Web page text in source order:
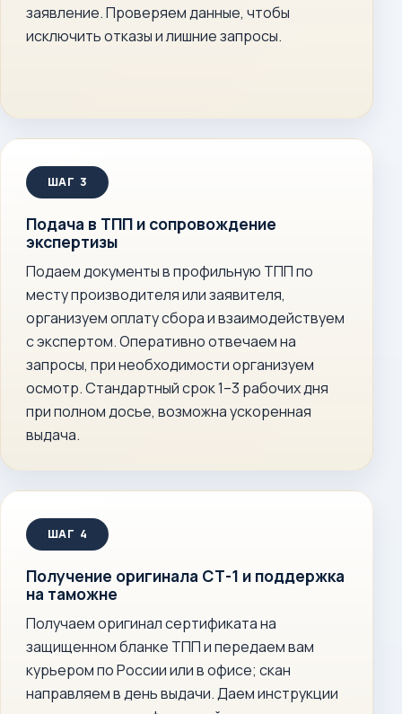
заявление. Проверяем данные, чтобы
исключить отказы и лишние запросы.
Подача в ТПП и сопровождение
экспертизы
Подаем документы в профильную ТПП по
месту производителя или заявителя,
организуем оплату сбора и взаимодействуем
с экспертом. Оперативно отвечаем на
запросы, при необходимости организуем
осмотр. Стандартный срок 1–3 рабочих дня
при полном досье, возможна ускоренная
выдача.
Получение оригинала СТ-1 и поддержка
на таможне
Получаем оригинал сертификата на
защищенном бланке ТПП и передаем вам
курьером по России или в офисе; скан
направляем в день выдачи. Даем инструкции